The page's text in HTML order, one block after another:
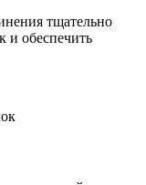
тщательно
и обеспечить